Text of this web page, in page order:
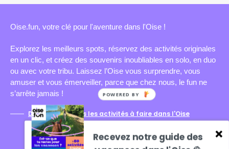
Oise.fun, votre clé pour l'aventure dans l'Oise !
Explorez les meilleurs spots, réservez des activités originales
en un clic, et créez des souvenirs inoubliables en solo, en duo
ou avec votre tribu. Laissez l’Oise vous surprendre, vous
amuser et vous émerveiller, parce que chez nous, le fun ne
s’arrête jamais !
Découvrez toutes les activités à faire dans l'Oise
Recevez notre guide des
POWERED BY